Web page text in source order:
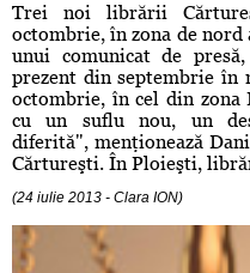
Trei noi librării
octombrie, în zona de
unui comunicat de
prezent din septembrie în
octombrie, în cel din zona
cu un suflu nou, un
diferită", menţionează
Cărtureşti. În Ploieşti,
(24 iulie 2013 - Clara ION)